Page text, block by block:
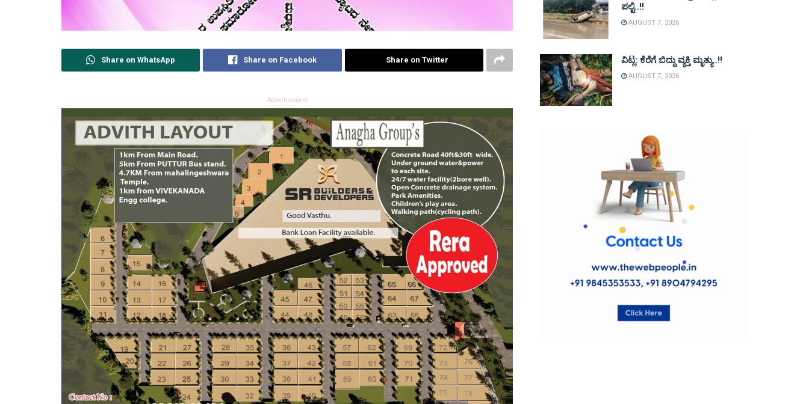
Share on WhatsApp Share on Facebook Share on Twitter
Advertisement
ಪಲ್ಟಿ..!!
AUGUST 7, 2026
ವಿಟ್ಲ: ಕೆರೆಗೆ ಬಿದ್ದು ವ್ಯಕ್ತಿ ಮೃತ್ಯು..!!
AUGUST 7, 2026